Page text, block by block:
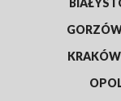
KRAKÓW